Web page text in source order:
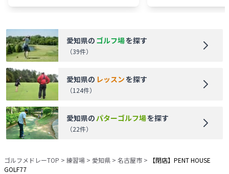
愛知県の ゴルフ場を探す
（39件）
愛知県の レッスンを探す
（124件）
愛知県の パターゴルフ場を探す
（22件）
ゴルフメドレーTOP > 練習場 > 愛知県 > 名古屋市 >
【閉店】PENT HOUSE
GOLF77